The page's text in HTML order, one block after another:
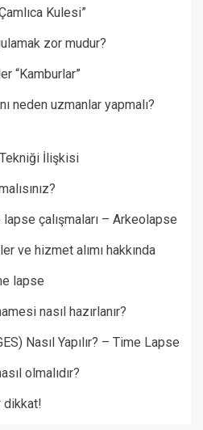
Kulesi”
zor mudur?
“Kamburlar”​
neden uzmanlar yapmalı?
İlişkisi
çalışmaları – Arkeolapse
ve hizmet alımı hakkında
lapse
nasıl hazırlanır?
Nasıl Yapılır? – Time Lapse
olmalıdır?
dikkat!